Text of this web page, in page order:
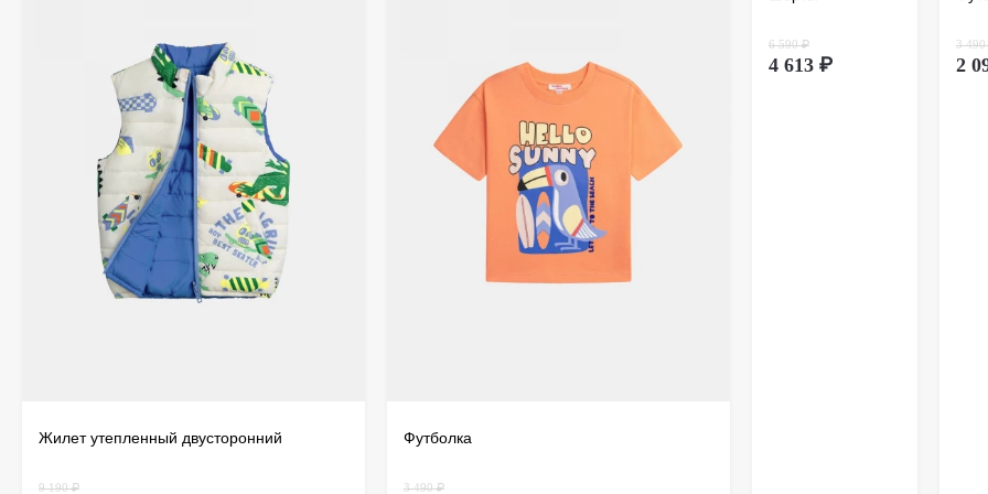
Жилет утепленный двусторонний
9 190 ₽
Футболка
3 490 ₽
6 590 ₽
4 613 ₽
3
2